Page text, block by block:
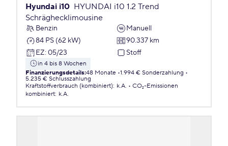
Hyundai i10 HYUNDAI i10 1.2 Trend
Schräghecklimousine
Benzin
Manuell
84 PS (62 kW)
90.337 km
EZ: 05/23 Stoff
in 4 bis 8 Wochen
Finanzierungsdetails:48 Monate 1.994 € Sonderzahlung
5.235 € Schlusszahlung
Kraftstoffverbrauch (kombiniert): k.A.
CO₂-Emissionen
kombiniert: k.A.